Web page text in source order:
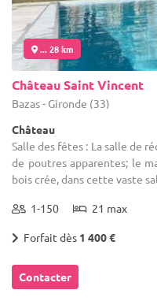
... 28 km
Château Saint Vincent
Bazas - Gironde (33)
Château
Salle des fêtes : La salle de
de poutres apparentes; le
bois crée, dans cette vaste
1-150 21 max
Forfait dès 1 400 €
Contacter